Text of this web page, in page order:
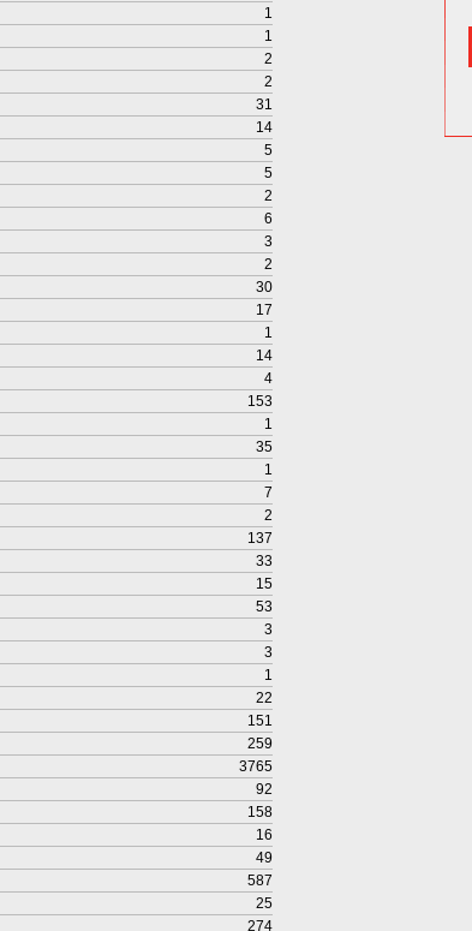
1
1
2
2
31
14
5
5
2
6
3
2
30
17
1
14
4
153
1
35
1
7
2
137
33
15
53
3
3
1
22
151
259
3765
92
158
16
49
587
25
274